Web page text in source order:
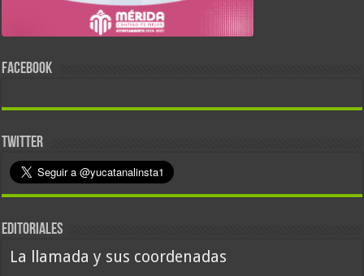
FACEBOOK
TWITTER
EDITORIALES
La llamada y sus coordenadas